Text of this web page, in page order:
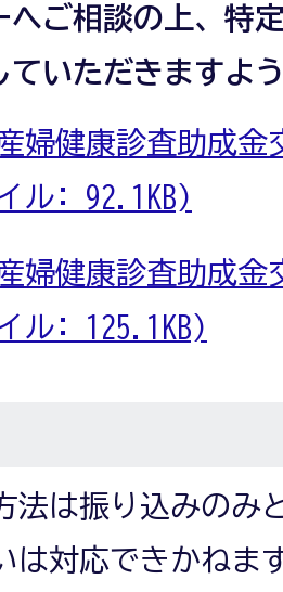
へご相談の上、特
ていただきますよ
婦健康診査助成金
ル: 92.1KB)
婦健康診査助成金
ル: 125.1KB)
法は振り込みのみ
は対応できかねま